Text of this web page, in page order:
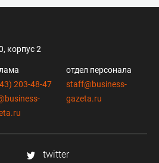
корпус 2
203-48-47
отдел персонала
staff@business-
gazeta.ru
twitter